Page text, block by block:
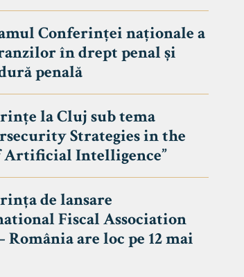
Conferinței naționale a
în drept penal și
penală
la Cluj sub tema
Strategies in the
Artificial Intelligence”
de lansare
Fiscal Association
România are loc pe 12 mai